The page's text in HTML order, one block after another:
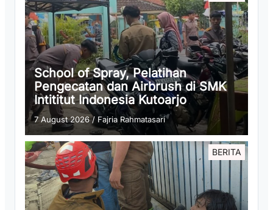
School of Spray, Pelatihan
Pengecatan dan Airbrush di SMK
Intititut Indonesia Kutoarjo
7 August 2026/ Fajria Rahmatasari
BERITA